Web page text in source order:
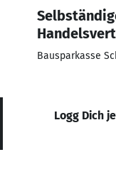
Bausparkasse
Logg Dich